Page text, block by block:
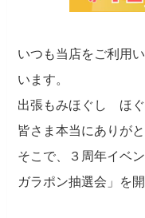
いつも当店をご利用
います。
出張もみほぐし ほぐ
皆さま本当にありが
そこで、３周年イベ
ガラポン抽選会」を